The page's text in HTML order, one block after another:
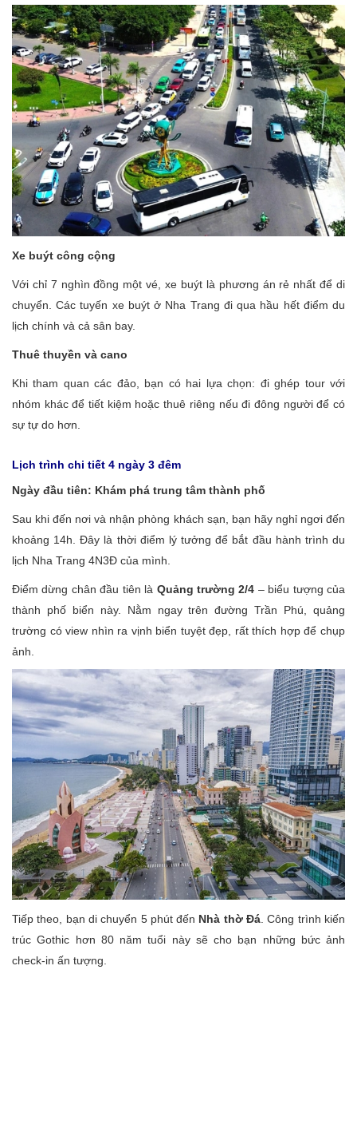
Xe buýt công cộng
Với chỉ 7 nghìn đồng một vé, xe buýt là phương án rẻ nhất để di
chuyển. Các tuyến xe buýt ở Nha Trang đi qua hầu hết điểm du
lịch chính và cả sân bay.
Thuê thuyền và cano
Khi tham quan các đảo, bạn có hai lựa chọn: đi ghép tour với
nhóm khác để tiết kiệm hoặc thuê riêng nếu đi đông người để có
sự tự do hơn.
Lịch trình chi tiết 4 ngày 3 đêm
Ngày đầu tiên: Khám phá trung tâm thành phố
Sau khi đến nơi và nhận phòng khách sạn, bạn hãy nghỉ ngơi đến
khoảng 14h. Đây là thời điểm lý tưởng để bắt đầu hành trình du
lịch Nha Trang 4N3Đ của mình.
Điểm dừng chân đầu tiên là Quảng trường 2/4 – biểu tượng của
thành phố biển này. Nằm ngay trên đường Trần Phú, quảng
trường có view nhìn ra vịnh biển tuyệt đẹp, rất thích hợp để chụp
ảnh.
Tiếp theo, bạn di chuyển 5 phút đến Nhà thờ Đá . Công trình kiến
trúc Gothic hơn 80 năm tuổi này sẽ cho bạn những bức ảnh
check-in ấn tượng.